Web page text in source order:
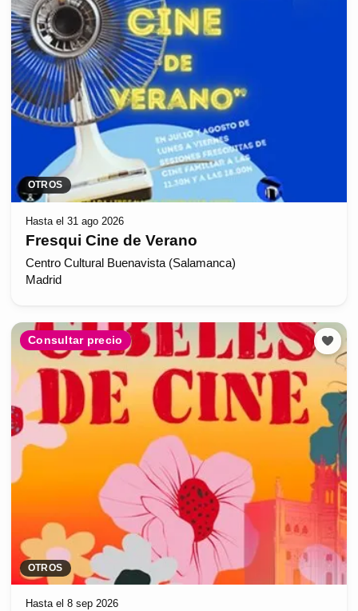
OTROS
Hasta el 31 ago 2026
Fresqui Cine de Verano
Centro Cultural Buenavista (Salamanca)
Madrid
Consultar precio
OTROS
Hasta el 8 sep 2026